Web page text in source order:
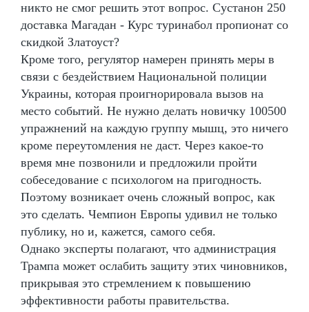
никто не смог решить этот вопрос. Сустанон 250
доставка Магадан - Курс туринабол пропионат со
скидкой Златоуст?
Кроме того, регулятор намерен принять меры в
связи с бездействием Национальной полиции
Украины, которая проигнорировала вызов на
место событий. Не нужно делать новичку 100500
упражнений на каждую группу мышц, это ничего
кроме переутомления не даст. Через какое-то
время мне позвонили и предложили пройти
собеседование с психологом на пригодность.
Поэтому возникает очень сложный вопрос, как
это сделать. Чемпион Европы удивил не только
публику, но и, кажется, самого себя.
Однако эксперты полагают, что администрация
Трампа может ослабить защиту этих чиновников,
прикрывая это стремлением к повышению
эффективности работы правительства.